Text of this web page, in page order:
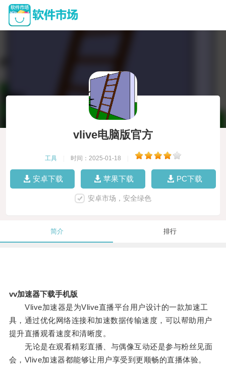
vlive电脑版官方
工具 时间：2025-01-18
安卓下载 苹果下载 PC下载
安卓市场，安全绿色
简介 排行
vv加速器下载手机版
Vlive加速器是为Vlive直播平台用户设计的一款加速工
具，通过优化网络连接和加速数据传输速度，可以帮助用户
提升直播观看速度和清晰度。
无论是在观看精彩直播、与偶像互动还是参与粉丝见面
会，Vlive加速器都能够让用户享受到更顺畅的直播体验。